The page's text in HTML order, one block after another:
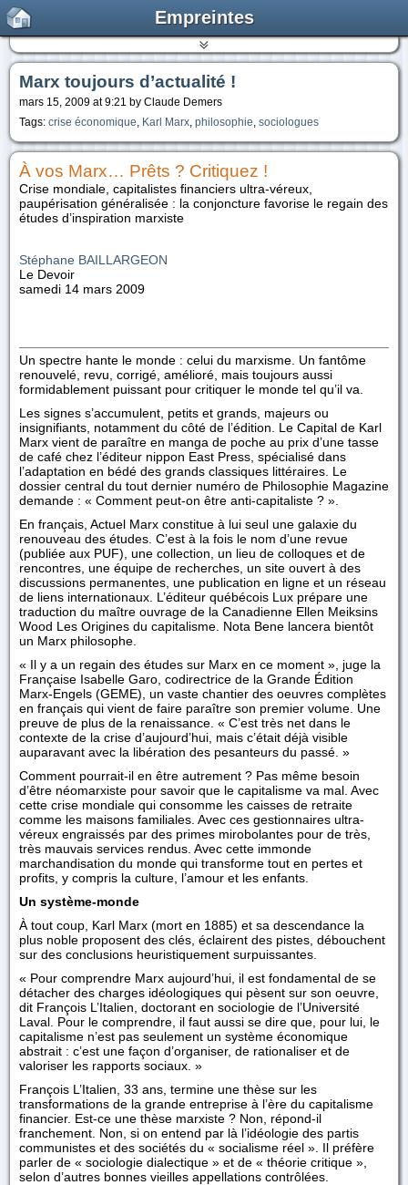
Empreintes
Marx toujours d’actualité !
mars 15, 2009 at 9:21 by Claude Demers
Tags: crise économique Karl Marx philosophie sociologues
À vos Marx… Prêts ? Critiquez !
Crise mondiale, capitalistes financiers ultra-véreux,
paupérisation généralisée : la conjoncture favorise le regain des
études d’inspiration marxiste
Stéphane BAILLARGEON
Le Devoir
samedi 14 mars 2009
Un spectre hante le monde : celui du marxisme. Un fantôme
renouvelé, revu, corrigé, amélioré, mais toujours aussi
formidablement puissant pour critiquer le monde tel qu’il va.
Les signes s’accumulent, petits et grands, majeurs ou
insignifiants, notamment du côté de l’édition. Le Capital de Karl
Marx vient de paraître en manga de poche au prix d’une tasse
de café chez l’éditeur nippon East Press, spécialisé dans
l’adaptation en bédé des grands classiques littéraires. Le
dossier central du tout dernier numéro de Philosophie Magazine
demande : « Comment peut-on être anti-capitaliste ? ».
En français, Actuel Marx constitue à lui seul une galaxie du
renouveau des études. C’est à la fois le nom d’une revue
(publiée aux PUF), une collection, un lieu de colloques et de
rencontres, une équipe de recherches, un site ouvert à des
discussions permanentes, une publication en ligne et un réseau
de liens internationaux. L’éditeur québécois Lux prépare une
traduction du maître ouvrage de la Canadienne Ellen Meiksins
Wood Les Origines du capitalisme. Nota Bene lancera bientôt
un Marx philosophe.
« Il y a un regain des études sur Marx en ce moment », juge la
Française Isabelle Garo, codirectrice de la Grande Édition
Marx-Engels (GEME), un vaste chantier des oeuvres complètes
en français qui vient de faire paraître son premier volume. Une
preuve de plus de la renaissance. « C’est très net dans le
contexte de la crise d’aujourd’hui, mais c’était déjà visible
auparavant avec la libération des pesanteurs du passé. »
Comment pourrait-il en être autrement ? Pas même besoin
d’être néomarxiste pour savoir que le capitalisme va mal. Avec
cette crise mondiale qui consomme les caisses de retraite
comme les maisons familiales. Avec ces gestionnaires ultra-
véreux engraissés par des primes mirobolantes pour de très,
très mauvais services rendus. Avec cette immonde
marchandisation du monde qui transforme tout en pertes et
profits, y compris la culture, l’amour et les enfants.
Un système-monde
À tout coup, Karl Marx (mort en 1885) et sa descendance la
plus noble proposent des clés, éclairent des pistes, débouchent
sur des conclusions heuristiquement surpuissantes.
« Pour comprendre Marx aujourd’hui, il est fondamental de se
détacher des charges idéologiques qui pèsent sur son oeuvre,
dit François L’Italien, doctorant en sociologie de l’Université
Laval. Pour le comprendre, il faut aussi se dire que, pour lui, le
capitalisme n’est pas seulement un système économique
abstrait : c’est une façon d’organiser, de rationaliser et de
valoriser les rapports sociaux. »
François L’Italien, 33 ans, termine une thèse sur les
transformations de la grande entreprise à l’ère du capitalisme
financier. Est-ce une thèse marxiste ? Non, répond-il
franchement. Non, si on entend par là l’idéologie des partis
communistes et des sociétés du « socialisme réel ». Il préfère
parler de « sociologie dialectique » et de « théorie critique »,
selon d’autres bonnes vieilles appellations contrôlées.